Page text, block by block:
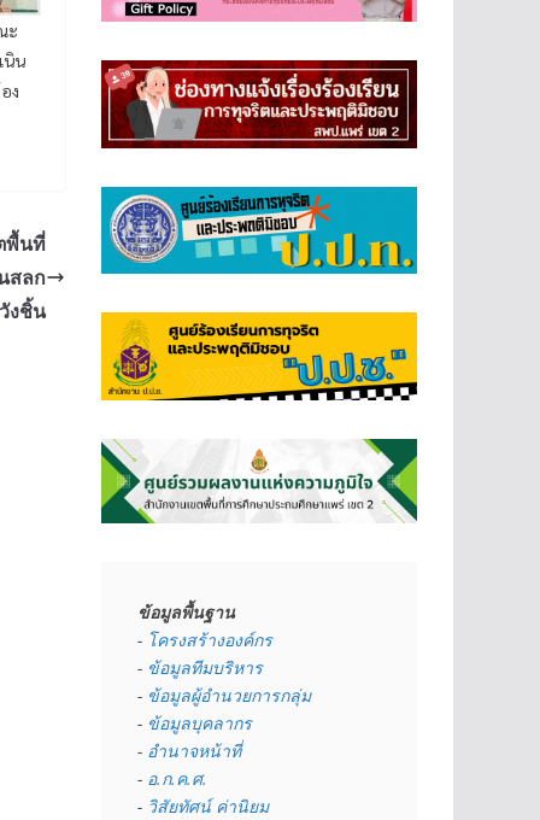
ะ
นิน
ง
พื้นที่
สลก
งชิ้น
ข้อมูลพื้นฐาน
- โครงสร้างองค์กร
- ข้อมูลทีมบริหาร
- ข้อมูลผู้อำนวยการกลุ่ม
- ข้อมูลบุคลากร
- อำนาจหน้าที่
- อ.ก.ค.ศ.
- วิสัยทัศน์ ค่านิยม